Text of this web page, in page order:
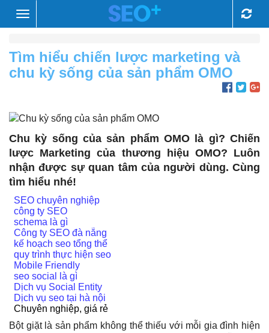
navigation
Tìm hiểu chiến lược marketing và
chu kỳ sống của sản phẩm OMO
Chu kỳ sống của sản phẩm OMO là gì? Chiến
lược Marketing của thương hiệu OMO? Luôn
nhận được sự quan tâm của người dùng. Cùng
tìm hiểu nhé!
SEO chuyên nghiệp
công ty SEO
schema là gì
Công ty SEO đà nẵng
kế hoạch seo tổng thể
quy trình thực hiện seo
Mobile Friendly
seo social là gì
Dịch vụ Social Entity
Dịch vụ seo tại hà nội
Chuyên nghiệp, giá rẻ
Bột giặt là sản phẩm không thể thiếu với mỗi gia đình hiện